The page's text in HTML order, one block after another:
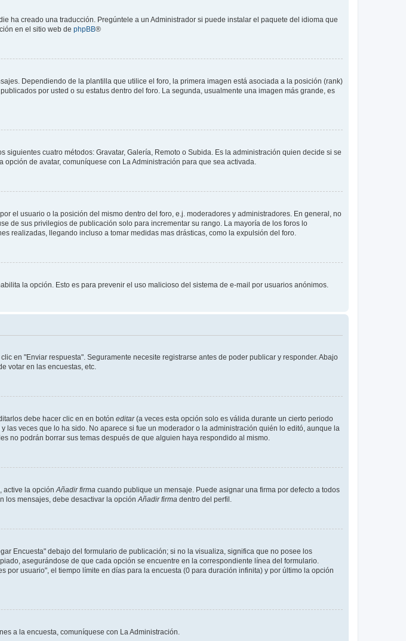
ha creado una traducción. Pregúntele a un Administrador si puede instalar el paquete del idioma que
en el sitio web de phpBB®
Dependiendo de la plantilla que utilice el foro, la primera imagen está asociada a la posición (rank)
por usted o su estatus dentro del foro. La segunda, usualmente una imagen más grande, es
cuatro métodos: Gravatar, Galería, Remoto o Subida. Es la administración quien decide si se
de avatar, comuníquese con La Administración para que sea activada.
el usuario o la posición del mismo dentro del foro, e.j. moderadores y administradores. En general, no
de sus privilegios de publicación solo para incrementar su rango. La mayoría de los foros lo
realizadas, llegando incluso a tomar medidas mas drásticas, como la expulsión del foro.
la opción. Esto es para prevenir el uso malicioso del sistema de e-mail por usuarios anónimos.
en "Enviar respuesta". Seguramente necesite registrarse antes de poder publicar y responder. Abajo
votar en las encuestas, etc.
debe hacer clic en en botón editar(a veces esta opción solo es válida durante un cierto periodo
veces que lo ha sido. No aparece si fue un moderador o la administración quién lo editó, aunque la
no podrán borrar sus temas después de que alguien haya respondido al mismo.
active la opciónAñadir firma cuando publique un mensaje. Puede asignar una firma por defecto a todos
los mensajes, debe desactivar la opciónAñadir firma dentro del perfil.
Encuesta" debajo del formulario de publicación; si no la visualiza, significa que no posee los
asegurándose de que cada opción se encuentre en la correspondiente línea del formulario.
usuario", el tiempo límite en días para la encuesta (0 para duración infinita) y por último la opción
a la encuesta, comuníquese con La Administración.